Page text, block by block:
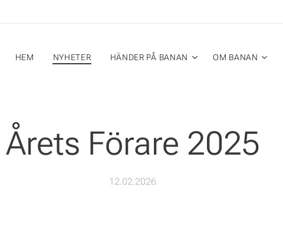
HEM NYHETER HÄNDER PÅ BANAN OM BANAN
Årets Förare 2025
12.02.2026